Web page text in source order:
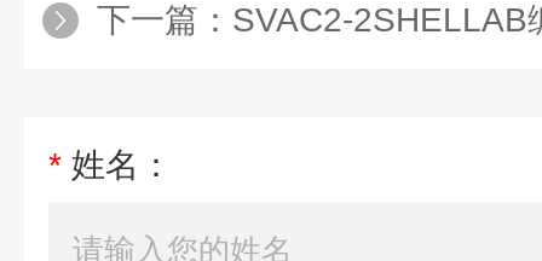
下一篇： SVAC2-2SHELLAB
* 姓名：